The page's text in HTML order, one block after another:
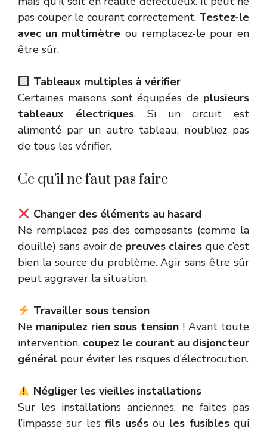
pas couper le courant correctement. Testez-le
avec un multimètre ou remplacez-le pour en
être sûr.
Tableaux multiples à vérifier
Certaines maisons sont équipées de plusieurs
tableaux électriques. Si un circuit est
alimenté par un autre tableau, n’oubliez pas
de tous les vérifier.
Ce qu’il ne faut pas faire
Changer des éléments au hasard
Ne remplacez pas des composants (comme la
douille) sans avoir de preuves claires que c’est
bien la source du problème. Agir sans être sûr
peut aggraver la situation.
Travailler sous tension
Ne manipulez rien sous tension ! Avant toute
intervention, coupez le courant au disjoncteur
général pour éviter les risques d’électrocution.
Négliger les vieilles installations
Sur les installations anciennes, ne faites pas
l’impasse sur lesfils usésou les fusiblesqui